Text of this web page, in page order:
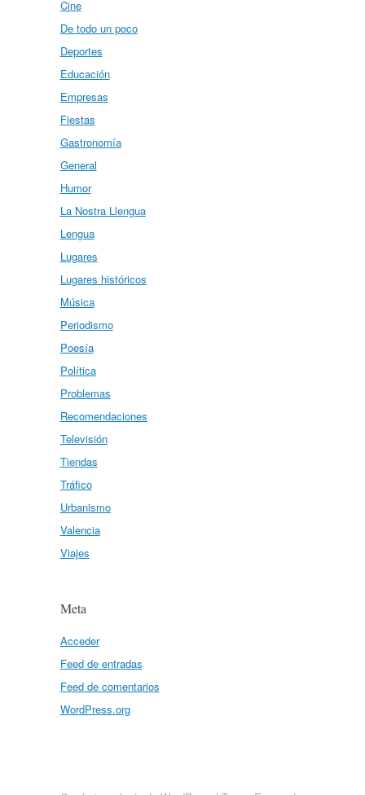
Cine
De todo un poco
Deportes
Educación
Empresas
Fiestas
Gastronomía
General
Humor
La Nostra Llengua
Lengua
Lugares
Lugares históricos
Música
Periodismo
Poesía
Política
Problemas
Recomendaciones
Televisión
Tiendas
Tráfico
Urbanismo
Valencia
Viajes
Meta
Acceder
Feed de entradas
Feed de comentarios
WordPress.org